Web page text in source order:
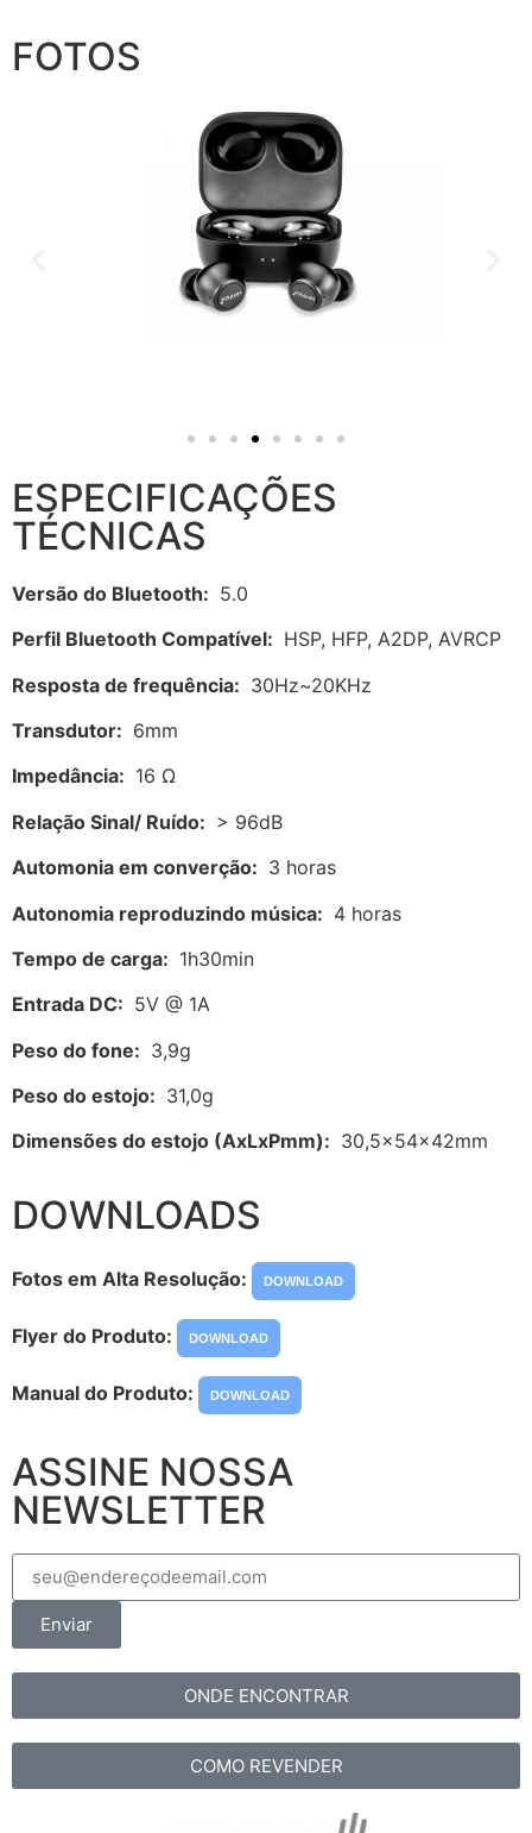
FOTOS
ESPECIFICAÇÕES
TÉCNICAS
Versão do Bluetooth: 5.0
Perfil Bluetooth Compatível: HSP, HFP, A2DP, AVRCP
Resposta de frequência: 30Hz~20KHz
Transdutor: 6mm
Impedância: 16 Ω
Relação Sinal/ Ruído: > 96dB
Automonia em converção: 3 horas
Autonomia reproduzindo música: 4 horas
Tempo de carga: 1h30min
Entrada DC: 5V @ 1A
Peso do fone: 3,9g
Peso do estojo: 31,0g
Dimensões do estojo (AxLxPmm): 30,5x54x42mm
DOWNLOADS
Fotos em Alta Resolução: DOWNLOAD
Flyer do Produto: DOWNLOAD
Manual do Produto: DOWNLOAD
ASSINE NOSSA
NEWSLETTER
Enviar
ONDE ENCONTRAR
COMO REVENDER